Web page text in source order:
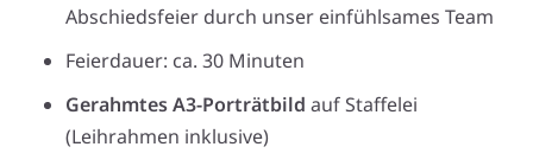
Abschiedsfeier durch unser einfühlsames Team
Feierdauer: ca. 30 Minuten
Gerahmtes A3-Porträtbild auf Staffelei
(Leihrahmen inklusive)